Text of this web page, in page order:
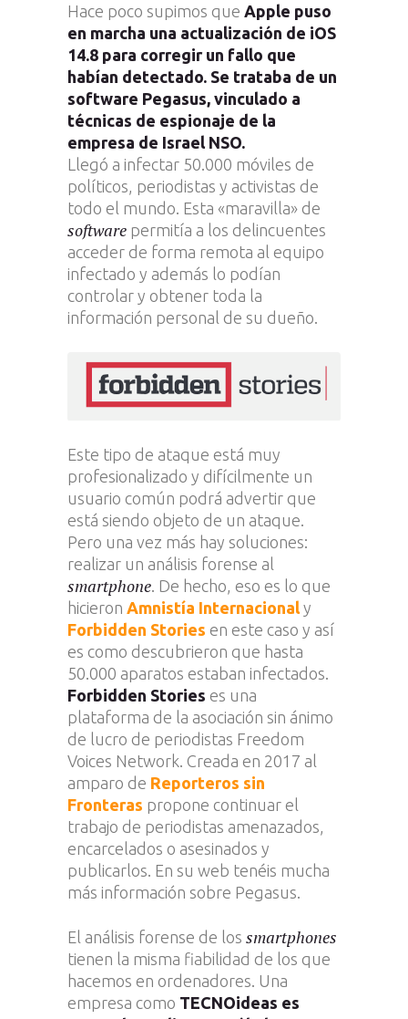
Hace poco supimos que Apple puso
en marcha una actualización de iOS
14.8 para corregir un fallo que
habían detectado. Se trataba de un
software Pegasus, vinculado a
técnicas de espionaje de la
empresa de Israel NSO.
Llegó a infectar 50.000 móviles de
políticos, periodistas y activistas de
todo el mundo. Esta «maravilla» de
software permitía a los delincuentes
acceder de forma remota al equipo
infectado y además lo podían
controlar y obtener toda la
información personal de su dueño.
Este tipo de ataque está muy
profesionalizado y difícilmente un
usuario común podrá advertir que
está siendo objeto de un ataque.
Pero una vez más hay soluciones:
realizar un análisis forense al
smartphone . De hecho, eso es lo que
hicieron Amnistía Internacional y
Forbidden Stories en este caso y así
es como descubrieron que hasta
50.000 aparatos estaban infectados.
Forbidden Stories es una
plataforma de la asociación sin ánimo
de lucro de periodistas Freedom
Voices Network. Creada en 2017 al
amparo de Reporteros sin
Fronteras propone continuar el
trabajo de periodistas amenazados,
encarcelados o asesinados y
publicarlos. En su web tenéis mucha
más información sobre Pegasus.
El análisis forense de los smartphones
tienen la misma fiabilidad de los que
hacemos en ordenadores. Una
empresa como TECNOideas es